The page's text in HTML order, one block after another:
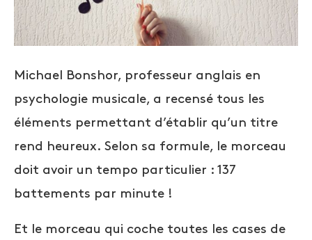
Michael Bonshor, professeur anglais en
psychologie musicale, a recensé tous les
éléments permettant d’établir qu’un titre
rend heureux. Selon sa formule, le morceau
doit avoir un tempo particulier : 137
battements par minute !
Et le morceau qui coche toutes les cases de